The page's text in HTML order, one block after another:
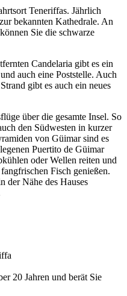
Teneriffas. Jährlich
bekannten Kathedrale. An
Sie die schwarze
Candelaria gibt es ein
auch eine Poststelle. Auch
gibt es auch ein neues
über die gesamte Insel. So
den Südwesten in kurzer
von Güimar sind es
Puertito de Güimar
oder Wellen reiten und
Fisch genießen.
der Nähe des Hauses
20 Jahren und berät Sie